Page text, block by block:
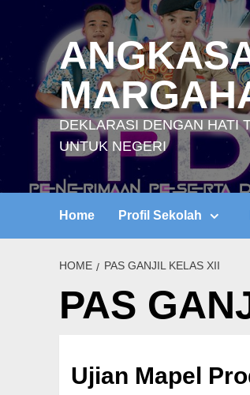
content
DEKLARASI DENGAN HATI
UNTUK NEGERI
Home Profil Sekolah
HOME PAS GANJIL KELAS XII
PAS
Ujian Mapel